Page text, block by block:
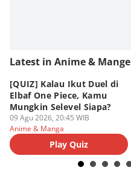
Latest in Anime & Mange
[QUIZ] Kalau Ikut Duel di
Elbaf One Piece, Kamu
Mungkin Selevel Siapa?
09 Agu 2026, 20:45 WIB
Anime & Manga
Play Quiz